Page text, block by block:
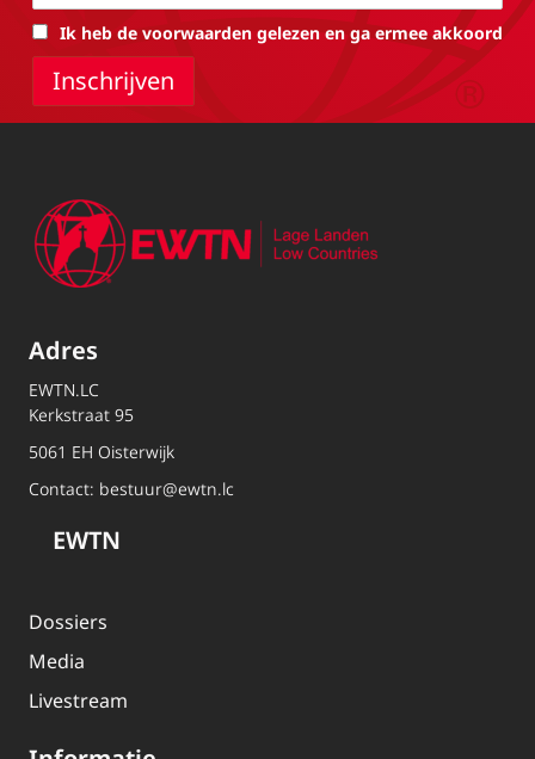
Ik heb de voorwaarden gelezen en ga ermee akkoord
Adres
EWTN.LC
Kerkstraat 95
5061 EH Oisterwijk
Contact: bestuur@ewtn.lc
EWTN
Dossiers
Media
Livestream